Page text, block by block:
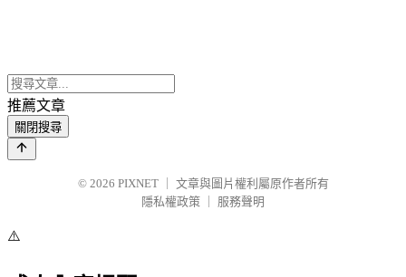
推薦文章
關閉搜尋
© 2026 PIXNET
文章與圖片權利屬原作者所有
隱私權政策
服務聲明
⚠️